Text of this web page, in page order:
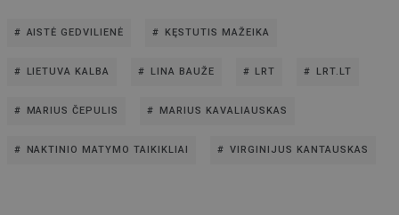
AISTĖ GEDVILIENĖ KĘSTUTIS MAŽEIKA
LIETUVA KALBA LINA BAUŽE LRT LRT.LT
MARIUS ČEPULIS MARIUS KAVALIAUSKAS
NAKTINIO MATYMO TAIKIKLIAI VIRGINIJUS KANTAUSKAS